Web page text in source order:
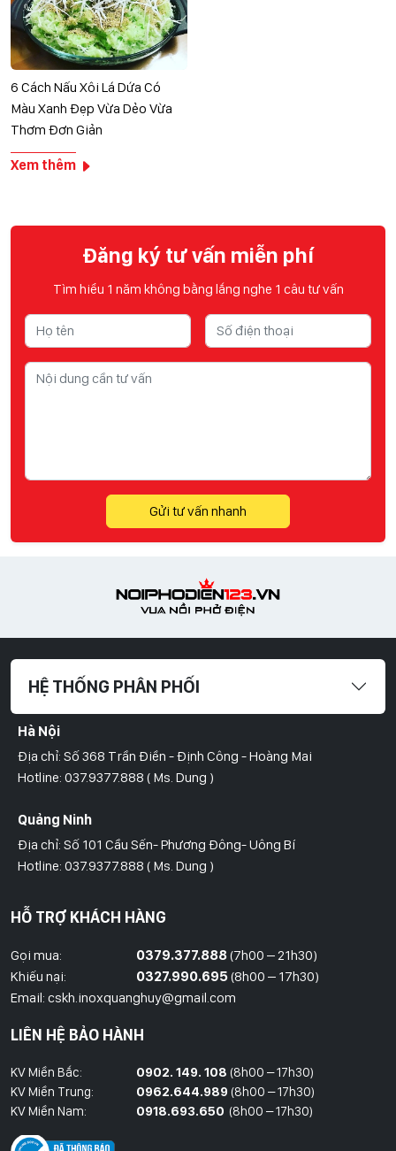
6 Cách Nấu Xôi Lá Dứa Có
Màu Xanh Đẹp Vừa Dẻo Vừa
Thơm Đơn Giản
Xem thêm
Đăng ký tư vấn miễn phí
Tìm hiểu 1 năm không bằng lắng nghe 1 câu tư vấn
Gửi tư vấn nhanh
HỆ THỐNG PHÂN PHỐI
Hà Nội
Địa chỉ: Số 368 Trần Điền - Định Công - Hoàng Mai
Hotline: 037.9377.888 ( Ms. Dung )
Quảng Ninh
Địa chỉ: Số 101 Cầu Sến- Phương Đông- Uông Bí
Hotline: 037.9377.888 ( Ms. Dung )
Hồ Chí Minh
Hotline: 09786.01.388 ( Mr. Huy )
Thái Bình
Đối diện ủy ban nhân dân xã Vũ Hoà - Kiến Xương - Thái Bình
Hotline: 037.9377.888 ( Ms. Dung )
Đồng Nai
Địa Chỉ : 1066- QL 51 Tổ 3- Ấp Đồng- Phước Tân- Biên Hòa
Hotline: 037.9377.888 ( Ms. Dung )
HỖ TRỢ KHÁCH HÀNG
Gọi mua: 0379.377.888(7h00 – 21h30)
Khiếu nại:
0327.990.695(8h00 – 17h30)
Email: cskh.inoxquanghuy@gmail.com
LIÊN HỆ BẢO HÀNH
KV Miền Bắc: 0902. 149. 108 (8h00 – 17h30)
KV Miền Trung:
0962.644.989 (8h00 – 17h30)
KV Miền Nam:
0918.693.650 (8h00 – 17h30)